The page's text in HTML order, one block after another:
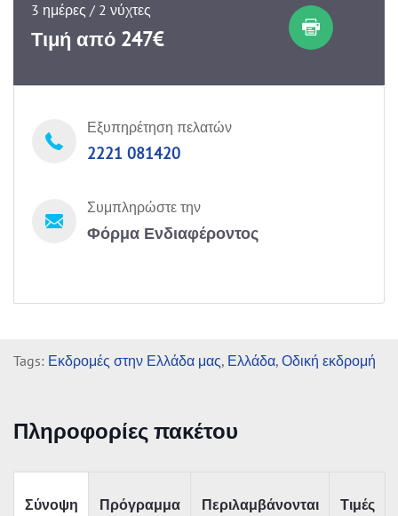
3 ημέρες / 2 νύχτες
Τιμή από 247€
Tags: Εκδρομές στην Ελλάδα μας, Ελλάδα, Οδική εκδρομή
Πληροφορίες πακέτου
Σύνοψη Πρόγραμμα Περιλαμβάνονται Τιμές
Εξυπηρέτηση πελατών
2221 081420
Συμπληρώστε την
Φόρμα Ενδιαφέροντος